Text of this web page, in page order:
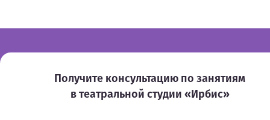
Получите консультацию по занятиям
в театральной студии «Ирбис»